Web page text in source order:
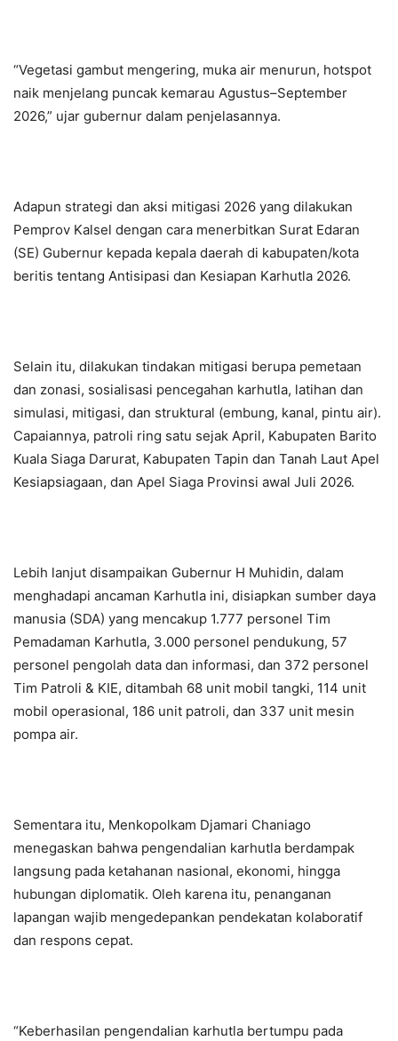
“Vegetasi gambut mengering, muka air menurun, hotspot
naik menjelang puncak kemarau Agustus–September
2026,” ujar gubernur dalam penjelasannya.
Adapun strategi dan aksi mitigasi 2026 yang dilakukan
Pemprov Kalsel dengan cara menerbitkan Surat Edaran
(SE) Gubernur kepada kepala daerah di kabupaten/kota
beritis tentang Antisipasi dan Kesiapan Karhutla 2026.
Selain itu, dilakukan tindakan mitigasi berupa pemetaan
dan zonasi, sosialisasi pencegahan karhutla, latihan dan
simulasi, mitigasi, dan struktural (embung, kanal, pintu air).
Capaiannya, patroli ring satu sejak April, Kabupaten Barito
Kuala Siaga Darurat, Kabupaten Tapin dan Tanah Laut Apel
Kesiapsiagaan, dan Apel Siaga Provinsi awal Juli 2026.
Lebih lanjut disampaikan Gubernur H Muhidin, dalam
menghadapi ancaman Karhutla ini, disiapkan sumber daya
manusia (SDA) yang mencakup 1.777 personel Tim
Pemadaman Karhutla, 3.000 personel pendukung, 57
personel pengolah data dan informasi, dan 372 personel
Tim Patroli & KIE, ditambah 68 unit mobil tangki, 114 unit
mobil operasional, 186 unit patroli, dan 337 unit mesin
pompa air.
Sementara itu, Menkopolkam Djamari Chaniago
menegaskan bahwa pengendalian karhutla berdampak
langsung pada ketahanan nasional, ekonomi, hingga
hubungan diplomatik. Oleh karena itu, penanganan
lapangan wajib mengedepankan pendekatan kolaboratif
dan respons cepat.
“Keberhasilan pengendalian karhutla bertumpu pada